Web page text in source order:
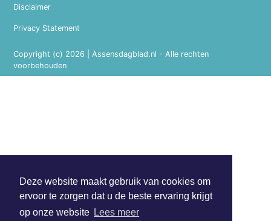
Deze website maakt gebruik van cookies om
ervoor te zorgen dat u de beste ervaring krijgt
op onze website Lees meer
Copyright (c) 2026 | Assensdagblad.nl - Alle rechten
voorbehouden
Disclaimer
Privacy Statement